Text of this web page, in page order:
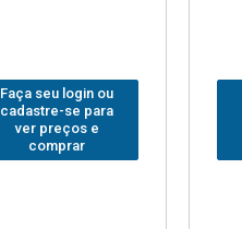
Faça seu login ou
cadastre-se para
ver preços e
comprar